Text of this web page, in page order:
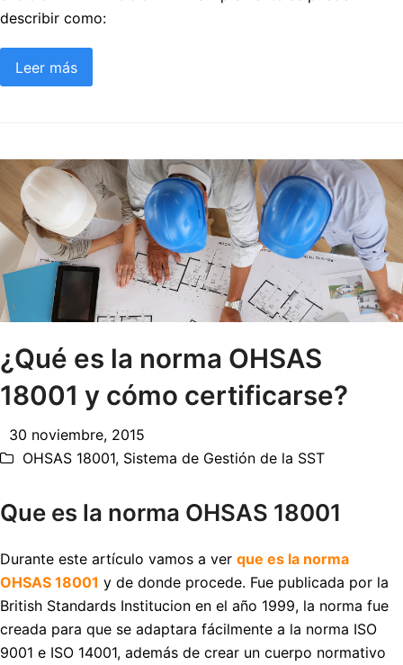
describir como:
Leer más
¿Qué es la norma OHSAS
18001 y cómo certificarse?
30 noviembre, 2015
OHSAS 18001, Sistema de Gestión de la SST
Que es la norma OHSAS 18001
Durante este artículo vamos a ver que es la norma
OHSAS 18001 y de donde procede. Fue publicada por la
British Standards Institucion en el año 1999, la norma fue
creada para que se adaptara fácilmente a la norma ISO
9001 e ISO 14001, además de crear un cuerpo normativo